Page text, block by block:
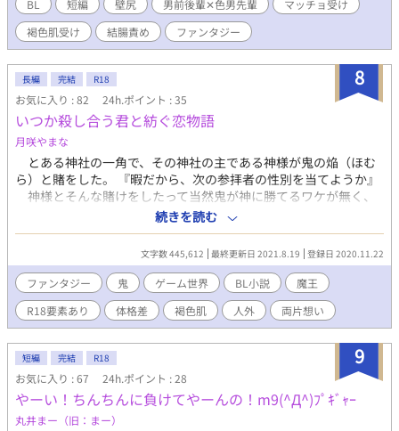
BL 短編 壁尻 男前後輩✕色男先輩
マッチョ受け
褐色肌受け
結腸責め ファンタジー
8
長編 完結 R18
お気に入り : 82 24h.ポイント : 35
いつか殺し合う君と紡ぐ恋物語
月咲やまな
とある神社の一角で、その神社の主である神様が鬼の焔（ほむ
ら）と賭をした。 『暇だから、次の参拝者の性別を当てようか』
神様とそんな賭けをしたって当然鬼が神に勝てるワケが無く、
いや…… 主従関係にも等しい神に勝つ気がそもそも無かった焔は
『負けた君には私のお願い事をきいてもらおうかな』と、詳しい
説明もないままに、突然異世界へぶん投げられてしまった。 送
り込まれた異世界はまるでゲームのようなシステムに基づいた世
界で、“名も無き本”がナビゲート役として彼のお供をしてくれる
事に。焔はそこで召喚士という職を選び、異世界での生活を始め
る出だしとして、早速召喚魔法を使ってみる事に。すると呼び出
せたのは、召喚士レベルが１だったにも関わらず、どう見ても激
レア感満載な、大きなツノのある褐色肌をした人型の召喚魔だっ
た。 ○二面性のあるお飾り魔王さんと、異世界転移者にされて
しまった鬼とのBL小説。 ○女性向けの割には淫語多め、かも。
○【R18】作品ですのでご注意下さい。
続きを読む
文字数 445,612 最終更新日 2021.8.19 登録日 2020.11.22
ファンタジー 鬼 ゲーム世界 BL小説
魔王
R18要素あり
体格差 褐色肌 人外 両片想い
9
短編 完結 R18
お気に入り : 67 24h.ポイント : 28
やーい！ちんちんに負けてやーんの！m9(^Д^)ﾌﾟｷﾞｬｰ
丸井まー（旧：まー）